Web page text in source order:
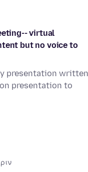
virtual
but no voice to
presentation written
presentation to